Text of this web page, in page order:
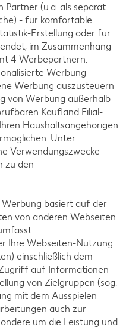
Weitere Angebote anzeigen
an unserer
Weitere Angebote anzeigen
Partner (u.a. als separat
) - für komfortable
Erstellung oder für
im Zusammenhang
4 Werbepartnern.
Werbung
Werbung auszusteuern
von Werbung außerhalb
Kaufland Filial-
Haushaltsangehörigen
Unter
Verwendungszwecke
zu den
basiert auf der
von anderen Webseiten
Ihre Webseiten-Nutzung
einschließlich dem
auf Informationen
von Zielgruppen (sog.
mit dem Ausspielen
auch zur
um die Leistung und